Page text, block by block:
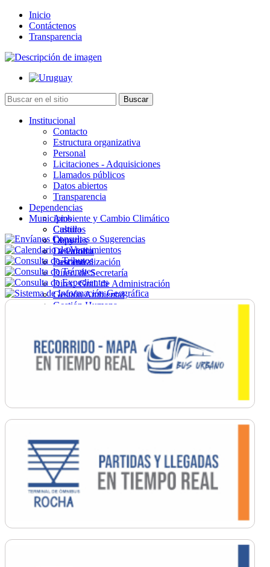
Inicio
Contáctenos
Transparencia
Institucional
Contacto
Estructura organizativa
Personal
Licitaciones - Adquisiciones
Llamados públicos
Datos abiertos
Transparencia
Dependencias
Ambiente y Cambio Climático
Cultura
Deportes
Desarrollo
Descentralización
Direc. de Secretaría
Direc. Gral. de Administración
Gestión Ambiental
Gestión Humana
Ordenamiento
Promoción Social
Salud
Secretaría General
Municipios
Castillos
Chuy
La Paloma
Lascano